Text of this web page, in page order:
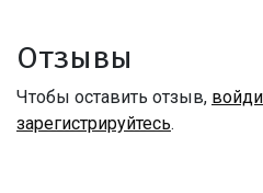
Отзывы
Чтобы оставить отзыв,
зарегистрируйтесь.